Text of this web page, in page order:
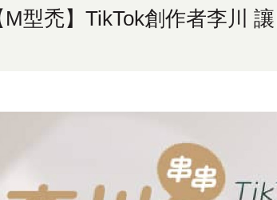
M型禿】TikTok創作者李川